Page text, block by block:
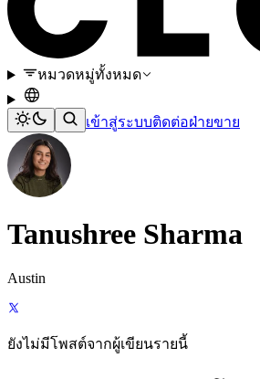
หมวดหมู่ทั้งหมด
เข้าสู่ระบบติดต่อฝ่ายขาย
Tanushree Sharma
Austin
ยังไม่มีโพสต์จากผู้เขียนรายนี้